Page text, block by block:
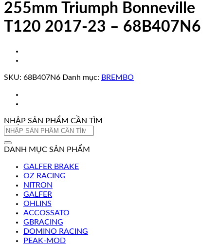
255mm Triumph Bonneville
T120 2017-23 – 68B407N6
SKU: 68B407N6 Danh mục: BREMBO
NHẬP SẢN PHẨM CẦN TÌM
Tìm
DANH MỤC SẢN PHẨM
GALFER BRAKE
OZ RACING
NITRON
GALFER
OHLINS
ACCOSSATO
GBRACING
DOMINO RACING
PEAK-MOD